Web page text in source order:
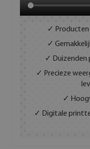
✓ Producten
✓
✓ Duizenden
✓ Precieze
✓
✓ Digitale